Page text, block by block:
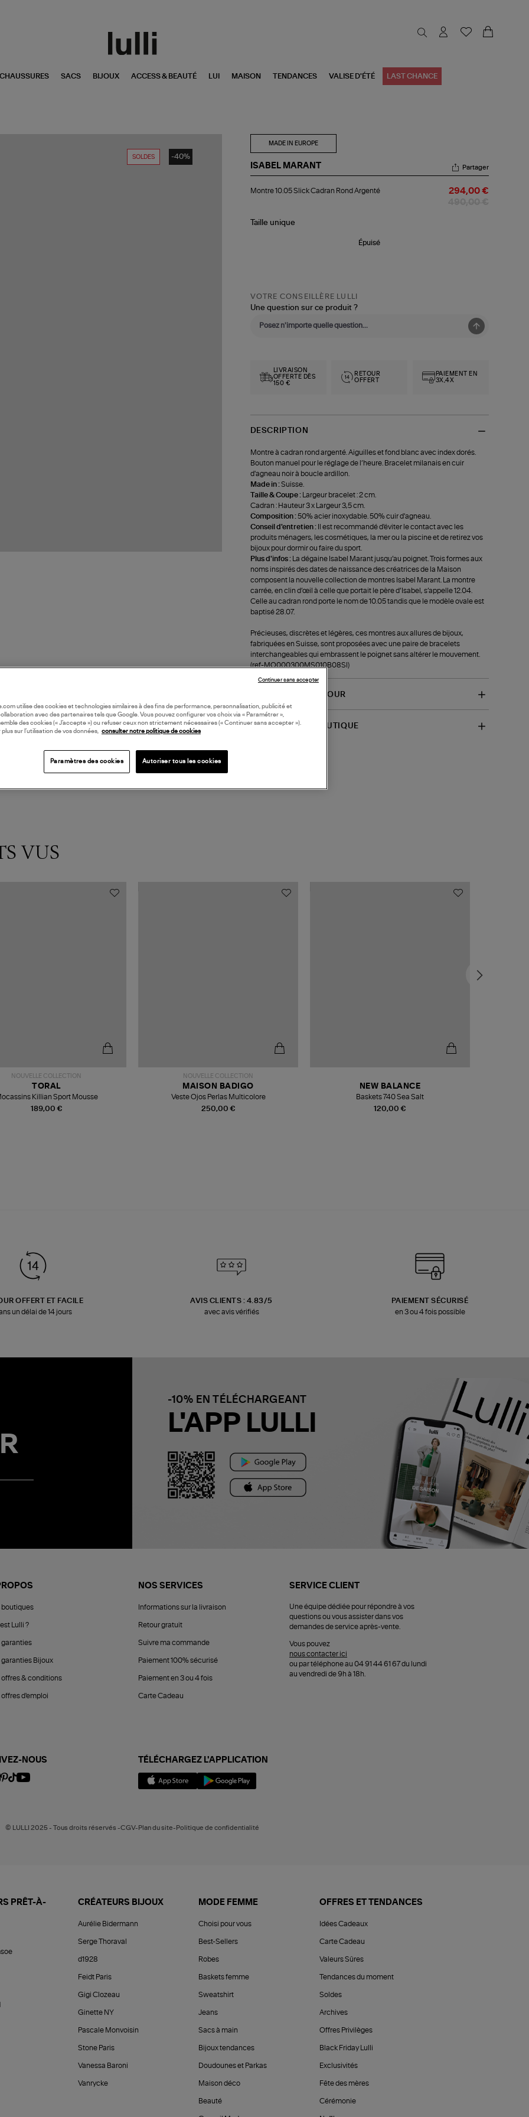
CHAUSSURES SACS BIJOUX ACCESS & BEAUTÉ LUI MAISON TENDANCES VALISE D'ÉTÉ LAST CHANCE
SOLDES -40%
MADE IN EUROPE
ISABEL MARANT
10.05
Rond
Partager
Montre 10.05 Slick Cadran Rond Argenté 294,00 €
Taille unique
Épuisé
VOTRE CONSEILLÈRE LULLI
Une question sur ce produit ?
LIVRAISON
OFFERTE DÈS
150 €
RETOUR
OFFERT
PAIEMENT EN
3X,4X
DESCRIPTION
Montre à cadran rond argenté. Aiguilles et fond blanc avec index dorés.
Bouton manuel pour le réglage de l’heure. Bracelet milanais en cuir
d'agneau noir à boucle ardillon.
Made in :Suisse.
Taille & Coupe :
Largeur bracelet : 2 cm.
Cadran : Hauteur 3 x Largeur 3,5 cm.
Composition :50% acier inoxydable. 50% cuir d'agneau.
Conseil d'entretien :
Il est recommandé d'éviter le contact avec les
produits ménagers, les cosmétiques, la mer ou la piscine et de retirez vos
bijoux pour dormir ou faire du sport.
Plus d'infos :
La dégaine Isabel Marant jusqu’au poignet. Trois formes aux
noms inspirés des dates de naissance des créatrices de la Maison
composent la nouvelle collection de montres Isabel Marant. La montre
carrée, en clin d’œil à celle que portait le père d’Isabel, s’appelle 12.04.
Celle au cadran rond porte le nom de 10.05 tandis que le modèle ovale est
baptisé 28.07.
Précieuses, discrètes et légères, ces montres aux allures de bijoux,
fabriquées en Suisse, sont proposées avec une paire de bracelets
interchangeables qui embrassent le poignet sans altérer le mouvement.
(ref-MO000300MS010B08SI)
LIVRAISON ET RETOUR
DISPONIBILITÉ BOUTIQUE
VUS
NOUVELLE COLLECTION
189,00 €
TORAL
Killian Sport Mousse
NOUVELLE COLLECTION
250,00 €
MAISON BADIGO
Veste Ojos Perlas Multicolore
120,00 €
NEW BALANCE
Baskets 740 Sea Salt
OFFERT ET FACILE
un délai de 14 jours
AVIS CLIENTS : 4.83/5
avec avis vérifiés
PAIEMENT SÉCURISÉ
en 3 ou 4 fois possible
-10% EN TÉLÉCHARGEANT
L'APP LULLI
boutiques
Lulli ?
garanties
garanties Bijoux
offres & conditions
offres d'emploi
NOS SERVICES
Informations sur la livraison
Retour gratuit
Suivre ma commande
Paiement 100% sécurisé
Paiement en 3 ou 4 fois
Carte Cadeau
SERVICE CLIENT
Une équipe dédiée pour répondre à vos
questions ou vous assister dans vos
demandes de service après-vente.
Vous pouvez
nous contacter ici
ou par téléphone au 04 91 44 61 67 du lundi
au vendredi de 9h à 18h.
NOUS TÉLÉCHARGEZ L'APPLICATION
© LULLI 2025 - Tous droits réservés -CGV-Plan du site-Politique de confidentialité
PRÊT-À-
CRÉATEURS BIJOUX
Aurélie Bidermann
Serge Thoraval
d1928
Feidt Paris
Gigi Clozeau
Ginette NY
Pascale Monvoisin
Stone Paris
Vanessa Baroni
Vanrycke
MODE FEMME
Choisi pour vous
Best-Sellers
Robes
Baskets femme
Sweatshirt
Jeans
Sacs à main
Bijoux tendances
Doudounes et Parkas
Maison déco
Beauté
OFFRES ET TENDANCES
Idées Cadeaux
Carte Cadeau
Valeurs Sûres
Tendances du moment
Soldes
Archives
Offres Privilèges
Black Friday Lulli
Exclusivités
Fête des mères
Cérémonie
utilise des cookies et technologies similaires à des fins de performance, personnalisation, publicité et
avec des partenaires tels que Google. Vous pouvez configurer vos choix via « Paramétrer »,
des cookies (« J’accepte ») ou refuser ceux non strictement nécessaires (« Continuer sans accepter »).
plus sur l’utilisation de vos données,
consulter notre politique de cookies
Paramètres des cookies Autoriser tous les cookies
Continuer sans accepter